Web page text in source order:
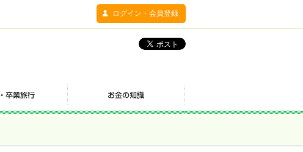
ログイン・会員登録